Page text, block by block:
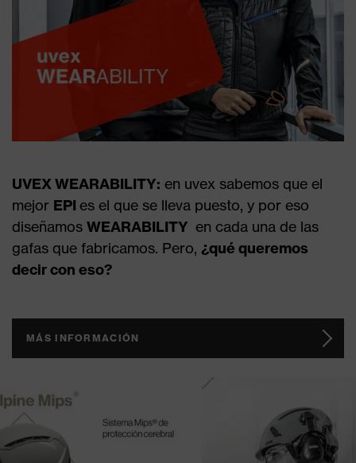
UVEX WEARABILITY: en uvex sabemos que el
mejor EPI es el que se lleva puesto, y por eso
diseñamos WEARABILITY en cada una de las
gafas que fabricamos. Pero, ¿qué queremos
decir con eso?
MÁS INFORMACIÓN